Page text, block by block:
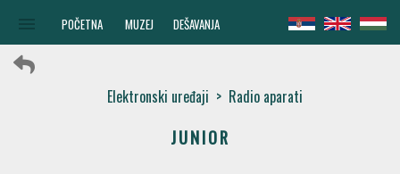
POČETNA MUZEJ DEŠAVANJA
Elektronski uređaji > Radio aparati
JUNIOR